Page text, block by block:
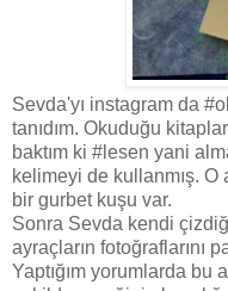
Sevda'yı instagram da
tanıdım. Okuduğu
baktım ki #lesen yani
kelimeyi de kullanmış. O
bir gurbet kuşu var.
Sonra Sevda kendi
ayraçların fotoğraflarını
Yaptığım yorumlarda bu